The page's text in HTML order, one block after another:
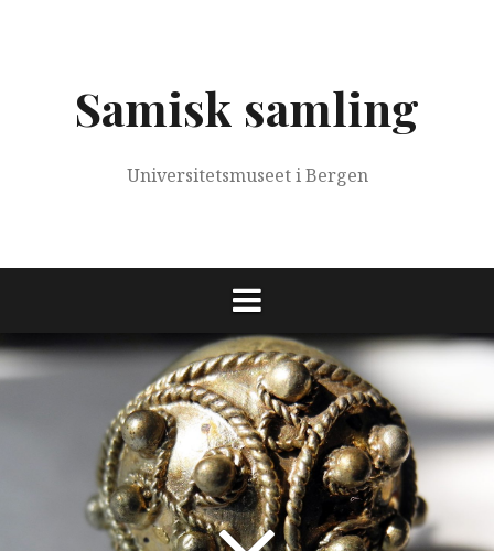
Samisk samling
Universitetsmuseet i Bergen